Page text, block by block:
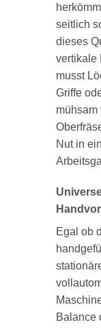
seitlich
dieses
vertikale
musst
Griffe
mühsam
Nut in
Egal ob
Balance